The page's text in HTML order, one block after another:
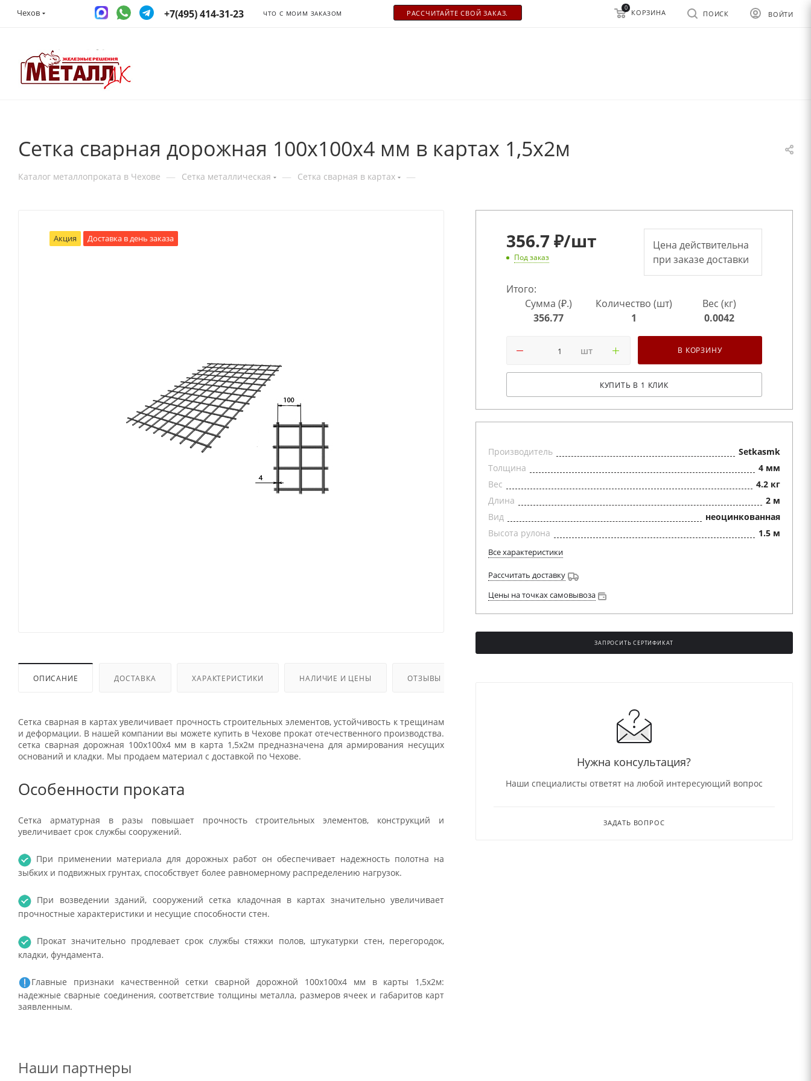
Чехов +7(495) 414-31-23 ЧТО С МОИМ ЗАКАЗОМ РАСCЧИТАЙТЕ СВОЙ ЗАКАЗ. ВОЙТИ
ПОИСК
0
КОРЗИНА
Сетка сварная дорожная 100х100х4 мм в картах 1,5х2м
Каталог металлопроката в Чехове — Сетка металлическая — Сетка сварная в картах —
Акция Доставка в день заказа
ОПИСАНИЕ ДОСТАВКА ХАРАКТЕРИСТИКИ НАЛИЧИЕ И ЦЕНЫ ОТЗЫВЫ
Сетка сварная в картах увеличивает прочность строительных элементов, устойчивость к трещинам
и деформации. В нашей компании вы можете купить в Чехове прокат отечественного производства.
сетка сварная дорожная 100х100х4 мм в карта 1,5х2м предназначена для армирования несущих
оснований и кладки. Мы продаем материал с доставкой по Чехове.
Особенности проката
Сетка арматурная в разы повышает прочность строительных элементов, конструкций и
увеличивает срок службы сооружений.
При применении материала для дорожных работ он обеспечивает надежность полотна на
зыбких и подвижных грунтах, способствует более равномерному распределению нагрузок.
При возведении зданий, сооружений сетка кладочная в картах значительно увеличивает
прочностные характеристики и несущие способности стен.
Прокат значительно продлевает срок службы стяжки полов, штукатурки стен, перегородок,
кладки, фундамента.
Главные признаки качественной сетки сварной дорожной 100х100х4 мм в карты 1,5х2м:
надежные сварные соединения, соответствие толщины металла, размеров ячеек и габаритов карт
заявленным.
356.7 ₽/шт
Под заказ
Цена действительна
при заказе доставки
Итого:
Сумма (₽.)
356.77
Количество (шт)
1
Вес (кг)
0.0042
шт В КОРЗИНУ
КУПИТЬ В 1 КЛИК
Производитель
Setkasmk
Толщина
4 мм
Вес
4.2 кг
Длина
2 м
Вид
неоцинкованная
Высота рулона
1.5 м
Все характеристики
Рассчитать доставку
Цены на точках самовывоза
ЗАПРОСИТЬ СЕРТИФИКАТ
Нужна консультация?
Наши специалисты ответят на любой интересующий вопрос
ЗАДАТЬ ВОПРОС
Наши партнеры